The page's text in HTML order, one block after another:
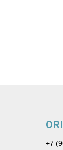
+7